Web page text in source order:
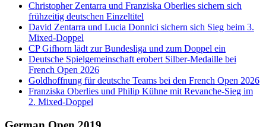
Christopher Zentarra und Franziska Oberlies sichern sich
frühzeitig deutschen Einzeltitel
David Zentarra und Lucia Donnici sichern sich Sieg beim 3.
Mixed-Doppel
CP Gifhorn lädt zur Bundesliga und zum Doppel ein
Deutsche Spielgemeinschaft erobert Silber-Medaille bei
French Open 2026
Goldhoffnung für deutsche Teams bei den French Open 2026
Franziska Oberlies und Philip Kühne mit Revanche-Sieg im
2. Mixed-Doppel